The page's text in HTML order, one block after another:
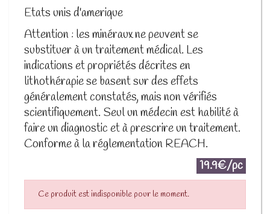
Etats unis d'amerique
Attention : les minéraux ne peuvent se
substituer à un traitement médical. Les
indications et propriétés décrites en
lithothérapie se basent sur des effets
généralement constatés, mais non vérifiés
scientifiquement. Seul un médecin est habilité à
faire un diagnostic et à prescrire un traitement.
Conforme à la réglementation REACH.
19.9€/pc
Ce produit est indisponible pour le moment.